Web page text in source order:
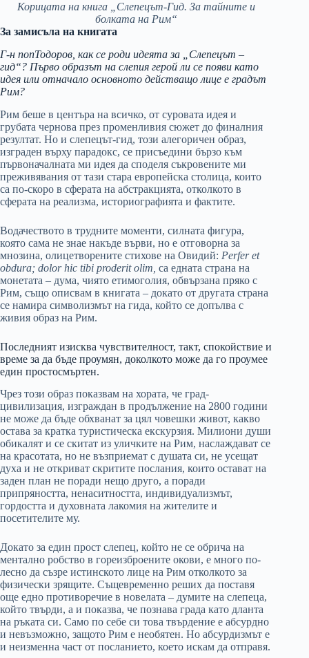
Корицата на книга „Слепецът-Гид. За тайните и
болката на Рим“
За замисъла на книгата
Г-н попТодоров, как се роди идеята за „Слепецът –
гид“? Първо образът на слепия герой ли се появи като
идея или отначало основното действащо лице е градът
Рим?
Рим беше в центъра на всичко, от суровата идея и
грубата чернова през променливия сюжет до финалния
резултат. Но и слепецът-гид, този алегоричен образ,
изграден върху парадокс, се присъедини бързо към
първоначалната ми идея да споделя съкровените ми
преживявания от тази стара европейска столица, които
са по-скоро в сферата на абстракцията, отколкото в
сферата на реализма, историографията и фактите.
Водачеството в трудните моменти, силната фигура,
която сама не знае накъде върви, но е отговорна за
мнозина, олицетворените стихове на Овидий: Perfer et
obdura; dolor hic tibi proderit olim, са едната страна на
монетата – дума, чиято етимоголия, обвързана пряко с
Рим, също описвам в книгата – докато от другата страна
се намира символизмът на гида, който се допълва с
живия образ на Рим.
Последният изисква чувствителност, такт, спокойствие и
време за да бъде проумян, доколкото може да го проумее
един простосмъртен.
Чрез този образ показвам на хората, че град-
цивилизация, изграждан в продължение на 2800 години
не може да бъде обхванат за цял човешки живот, какво
остава за кратка туристическа екскурзия. Милиони души
обикалят и се скитат из уличките на Рим, наслаждават се
на красотата, но не възприемат с душата си, не усещат
духа и не откриват скритите послания, които остават на
заден план не поради нещо друго, а поради
припряността, ненаситността, индивидуализмът,
гордостта и духовната лакомия на жителите и
посетителите му.
Докато за един прост слепец, който не се обрича на
ментално робство в гореизброените окови, е много по-
лесно да съзре истинското лице на Рим отколкото за
физически зрящите. Същевременно реших да поставя
още едно противоречие в новелата – думите на слепеца,
който твърди, а и показва, че познава града като дланта
на ръката си. Само по себе си това твърдение е абсурдно
и невъзможно, защото Рим е необятен. Но абсурдизмът е
и неизменна част от посланието, което искам да отправя.